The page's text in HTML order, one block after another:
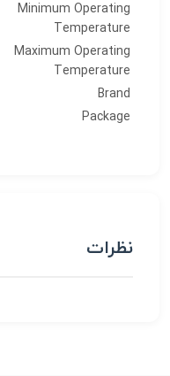
Minimum Operating
Temperature
Maximum Operating
Temperature
Brand
Package
نظرات